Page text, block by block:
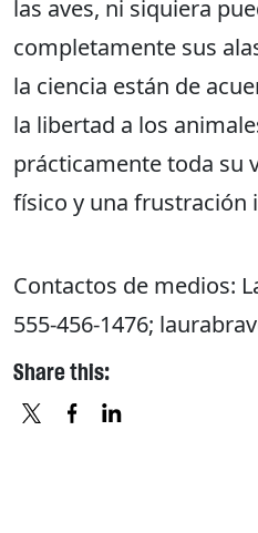
las aves, ni siquiera
completamente sus
la ciencia están de
la libertad a los
prácticamente toda su
físico y una frustración
Contactos de medios:
555-456-1476;
Share this: